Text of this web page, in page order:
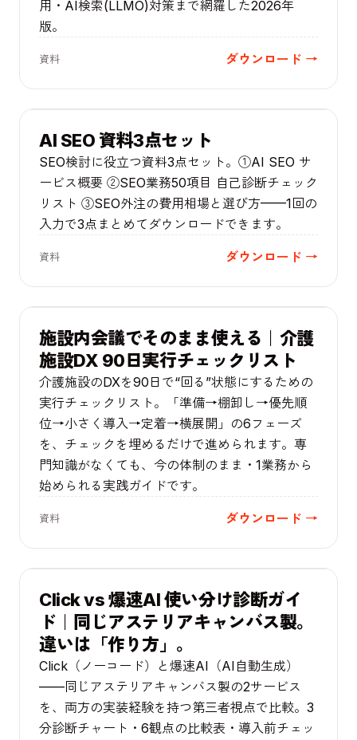
用・AI検索(LLMO)対策まで網羅した2026年
版。
資料 ダウンロード →
サービス資料
AI SEO 資料3点セット
SEO検討に役立つ資料3点セット。①AI SEO サ
ービス概要 ②SEO業務50項目 自己診断チェック
リスト ③SEO外注の費用相場と選び方——1回の
入力で3点まとめてダウンロードできます。
資料 ダウンロード →
チェックリスト
施設内会議でそのまま使える｜介護
施設DX 90日実行チェックリスト
介護施設のDXを90日で“回る”状態にするための
実行チェックリスト。「準備→棚卸し→優先順
位→小さく導入→定着→横展開」の6フェーズ
を、チェックを埋めるだけで進められます。専
門知識がなくても、今の体制のまま・1業務から
始められる実践ガイドです。
資料 ダウンロード →
ガイド
Click vs 爆速AI 使い分け診断ガイ
ド｜同じアステリアキャンバス製。
違いは「作り方」。
Click（ノーコード）と爆速AI（AI自動生成）
——同じアステリアキャンバス製の2サービス
を、両方の実装経験を持つ第三者視点で比較。3
分診断チャート・6観点の比較表・導入前チェッ